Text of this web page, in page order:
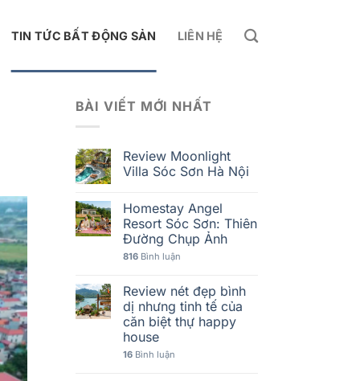
TIN TỨC BẤT ĐỘNG SẢN LIÊN HỆ
BÀI VIẾT MỚI NHẤT
Review Moonlight
Villa Sóc Sơn Hà Nội
Homestay Angel
Resort Sóc Sơn: Thiên
Đường Chụp Ảnh
816Bình luận
Review nét đẹp bình
dị nhưng tinh tế của
căn biệt thự happy
house
16Bình luận